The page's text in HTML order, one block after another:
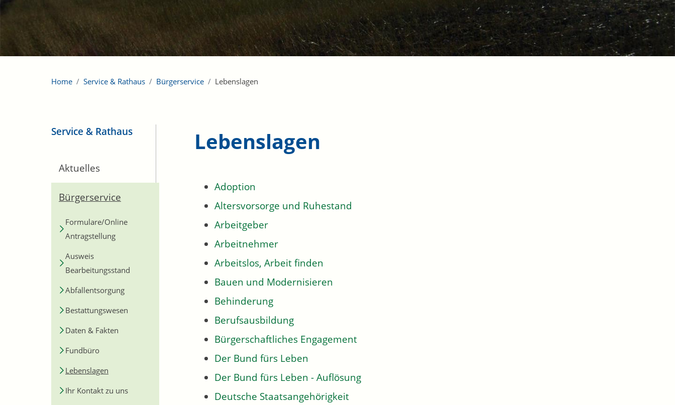
Home Service & Rathaus Bürgerservice Lebenslagen
Service & Rathaus
Aktuelles
Bürgerservice
Formulare/Online
Antragstellung
Ausweis
Bearbeitungsstand
Abfallentsorgung
Bestattungswesen
Daten & Fakten
Fundbüro
Lebenslagen
Ihr Kontakt zu uns
Lebenslagen
Adoption
Altersvorsorge und Ruhestand
Arbeitgeber
Arbeitnehmer
Arbeitslos, Arbeit finden
Bauen und Modernisieren
Behinderung
Berufsausbildung
Bürgerschaftliches Engagement
Der Bund fürs Leben
Der Bund fürs Leben - Auflösung
Deutsche Staatsangehörigkeit